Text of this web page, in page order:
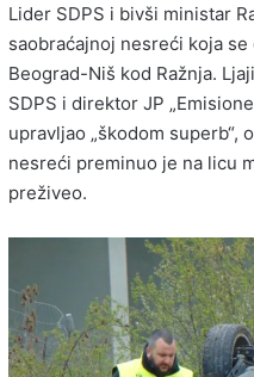
Lider SDPS i bivši ministar
saobraćajnoj nesreći koja
Beograd-Niš kod Ražnja.
SDPS i direktor JP
upravljao „škodom superb“,
nesreći preminuo je na licu
preživeo.